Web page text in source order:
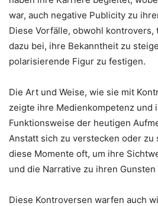
war, auch negative Publicity zu
Diese Vorfälle, obwohl kontrovers,
dazu bei, ihre Bekanntheit zu
polarisierende Figur zu festigen.
Die Art und Weise, wie sie mit
zeigte ihre Medienkompetenz und
Funktionsweise der heutigen
Anstatt sich zu verstecken oder zu
diese Momente oft, um ihre
und die Narrative zu ihren
Diese Kontroversen warfen auch